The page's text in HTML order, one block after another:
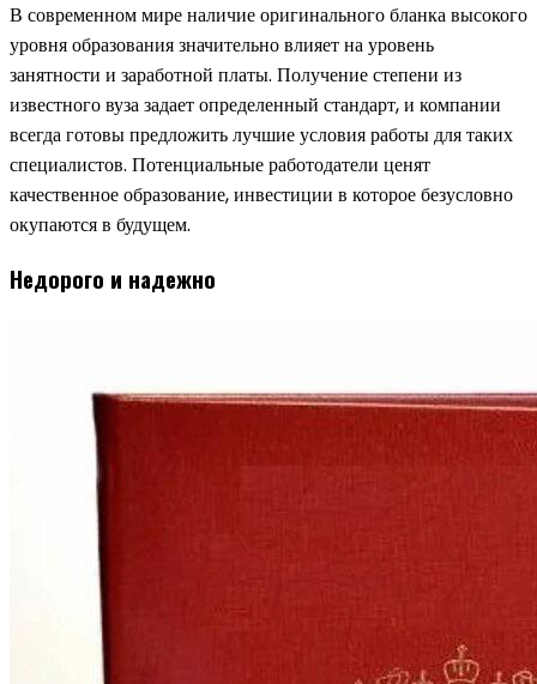
В современном мире наличие оригинального бланка высокого
уровня образования значительно влияет на уровень
занятности и заработной платы. Получение степени из
известного вуза задает определенный стандарт, и компании
всегда готовы предложить лучшие условия работы для таких
специалистов. Потенциальные работодатели ценят
качественное образование, инвестиции в которое безусловно
окупаются в будущем.
Недорого и надежно